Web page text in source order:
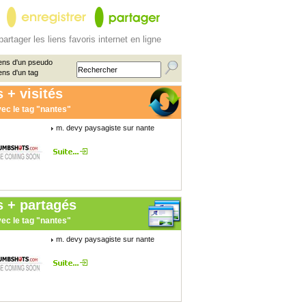
les liens favoris internet en ligne
d'un pseudo
d'un tag
+ visités
le tag "nantes"
m. devy paysagiste sur nante
+ partagés
le tag "nantes"
m. devy paysagiste sur nante